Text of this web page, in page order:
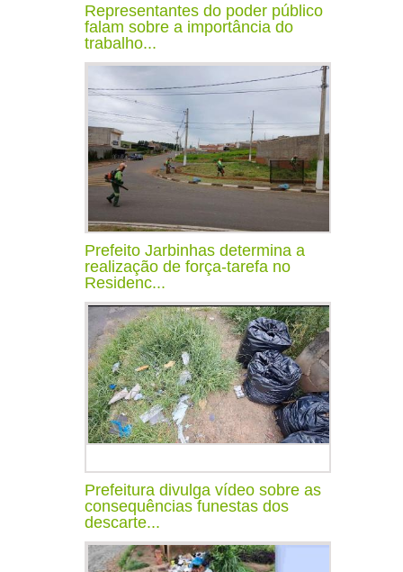
Representantes do poder público
falam sobre a importância do
trabalho...
Prefeito Jarbinhas determina a
realização de força-tarefa no
Residenc...
Prefeitura divulga vídeo sobre as
consequências funestas dos
descarte...